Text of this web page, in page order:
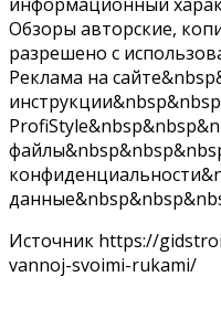
Обзоры авторские,
разрешено с
Реклама на
Источник https://
vannoj-svoimi-rukami/